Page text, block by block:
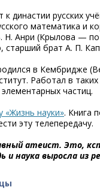
к династии русских
математика и
Н. Анри (Крылова — по
старший брат А. П.
в Кембридже
Работал в
частиц.
«Жизнь науки». Книга
эту телепередачу.
атеист. Это,
и наука выросла из